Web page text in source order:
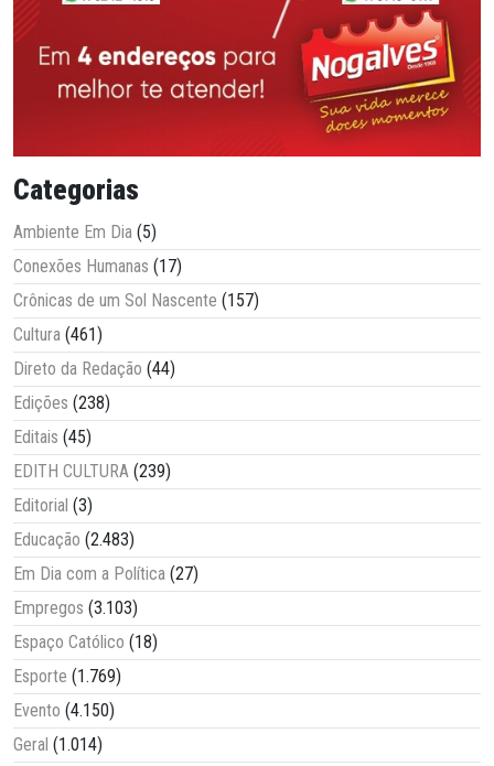
Categorias
Ambiente Em Dia (5)
Conexões Humanas (17)
Crônicas de um Sol Nascente (157)
Cultura (461)
Direto da Redação (44)
Edições (238)
Editais (45)
EDITH CULTURA (239)
Editorial (3)
Educação (2.483)
Em Dia com a Política (27)
Empregos (3.103)
Espaço Católico (18)
Esporte (1.769)
Evento (4.150)
Geral (1.014)